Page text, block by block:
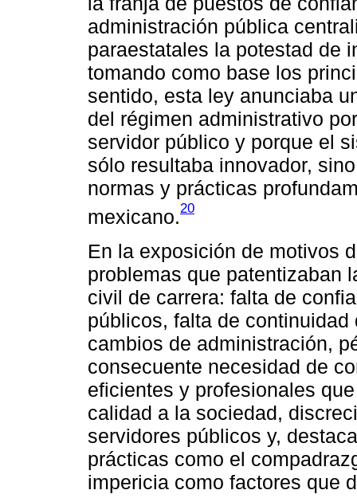
administración pública
paraestatales la potestad de
tomando como base los
sentido, esta ley anunciaba
del régimen administrativo
servidor público y porque el
sólo resultaba innovador,
normas y prácticas
mexicano.20
En la exposición de motivos
problemas que patentizaban
civil de carrera: falta de
públicos, falta de
cambios de administración,
consecuente necesidad de
eficientes y profesionales
calidad a la sociedad,
servidores públicos y,
prácticas como el
impericia como factores que